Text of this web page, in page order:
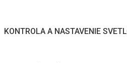
KONTROLA A NASTAVENIE